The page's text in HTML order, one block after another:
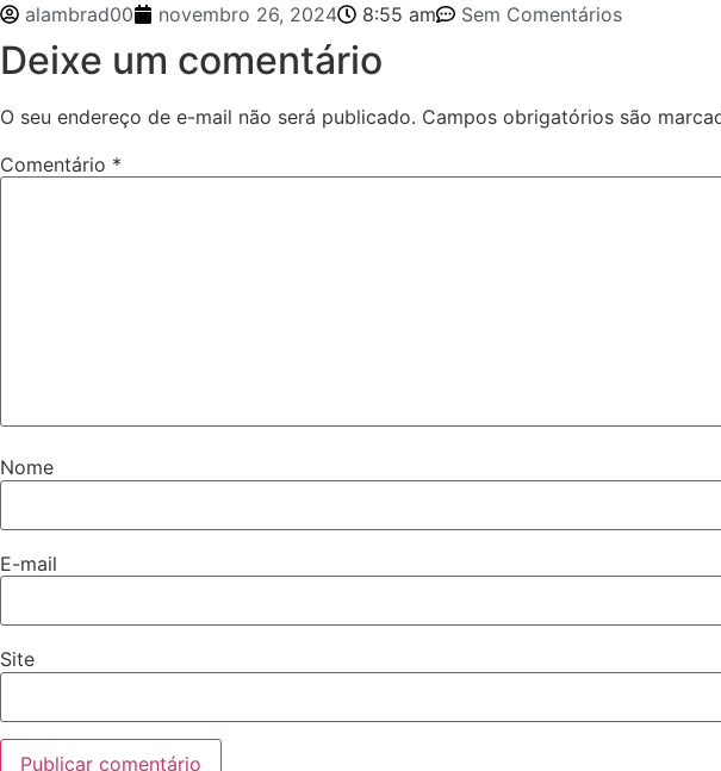
alambrad00
novembro 26, 2024 8:55 am Sem Comentários
Deixe um comentário
O seu endereço de e-mail não será publicado. Campos obrigatórios são
Comentário *
Nome
E-mail
Site